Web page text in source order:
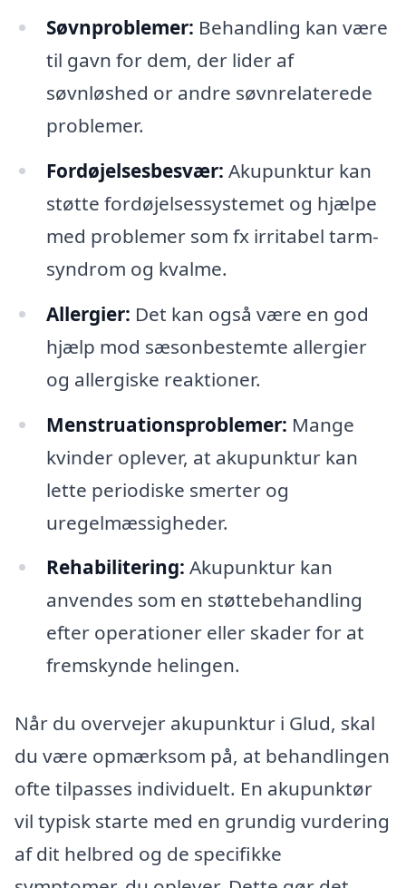
Søvnproblemer: Behandling kan være
til gavn for dem, der lider af
søvnløshed or andre søvnrelaterede
problemer.
Fordøjelsesbesvær: Akupunktur kan
støtte fordøjelsessystemet og hjælpe
med problemer som fx irritabel tarm-
syndrom og kvalme.
Allergier: Det kan også være en god
hjælp mod sæsonbestemte allergier
og allergiske reaktioner.
Menstruationsproblemer: Mange
kvinder oplever, at akupunktur kan
lette periodiske smerter og
uregelmæssigheder.
Rehabilitering: Akupunktur kan
anvendes som en støttebehandling
efter operationer eller skader for at
fremskynde helingen.
Når du overvejer akupunktur i Glud, skal
du være opmærksom på, at behandlingen
ofte tilpasses individuelt. En akupunktør
vil typisk starte med en grundig vurdering
af dit helbred og de specifikke